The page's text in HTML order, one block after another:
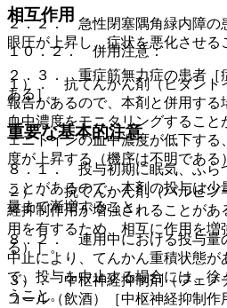
相互作用
１０．２． 併用注意：
１）． 抗てんかん剤（ヒダント
報告があるので、本剤と併用す
血中濃度をモニタリングすること
ェニトインの血中濃度が低下す
度が上昇する（機序は不明である
２）． 抗てんかん剤（バルビツ
経抑制作用が増強されることが
用を有するため、相互に作用を
る）］。
３）． 中枢神経抑制剤（フェノ
コール（飲酒）［中枢神経抑制作
２．２． 急性閉塞隅角緑内障の
眼圧が上昇し、症状を悪化させる
２．３． 重症筋無力症の患者［
ある］。
重要な基本的注意
８．１． 投与初期に眠気、ふら
ことがあるので、本剤の投与は
量まで漸増すること。
８．２． 連用中における投与量
中止により、てんかん重積状態が
で、投与を中止する場合には、
うこと。